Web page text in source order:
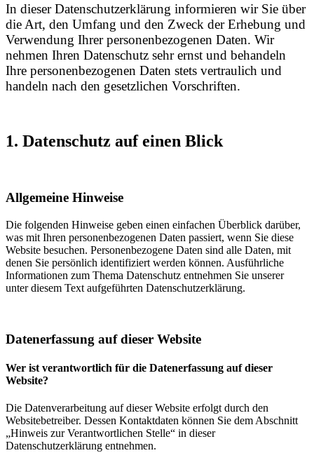
In dieser Datenschutzerklärung informieren wir Sie über
die Art, den Umfang und den Zweck der Erhebung und
Verwendung Ihrer personenbezogenen Daten. Wir
nehmen Ihren Datenschutz sehr ernst und behandeln
Ihre personenbezogenen Daten stets vertraulich und
handeln nach den gesetzlichen Vorschriften.
1. Datenschutz auf einen Blick
Allgemeine Hinweise
Die folgenden Hinweise geben einen einfachen Überblick darüber,
was mit Ihren personenbezogenen Daten passiert, wenn Sie diese
Website besuchen. Personenbezogene Daten sind alle Daten, mit
denen Sie persönlich identifiziert werden können. Ausführliche
Informationen zum Thema Datenschutz entnehmen Sie unserer
unter diesem Text aufgeführten Datenschutzerklärung.
Datenerfassung auf dieser Website
Wer ist verantwortlich für die Datenerfassung auf dieser
Website?
Die Datenverarbeitung auf dieser Website erfolgt durch den
Websitebetreiber. Dessen Kontaktdaten können Sie dem Abschnitt
„Hinweis zur Verantwortlichen Stelle“ in dieser
Datenschutzerklärung entnehmen.